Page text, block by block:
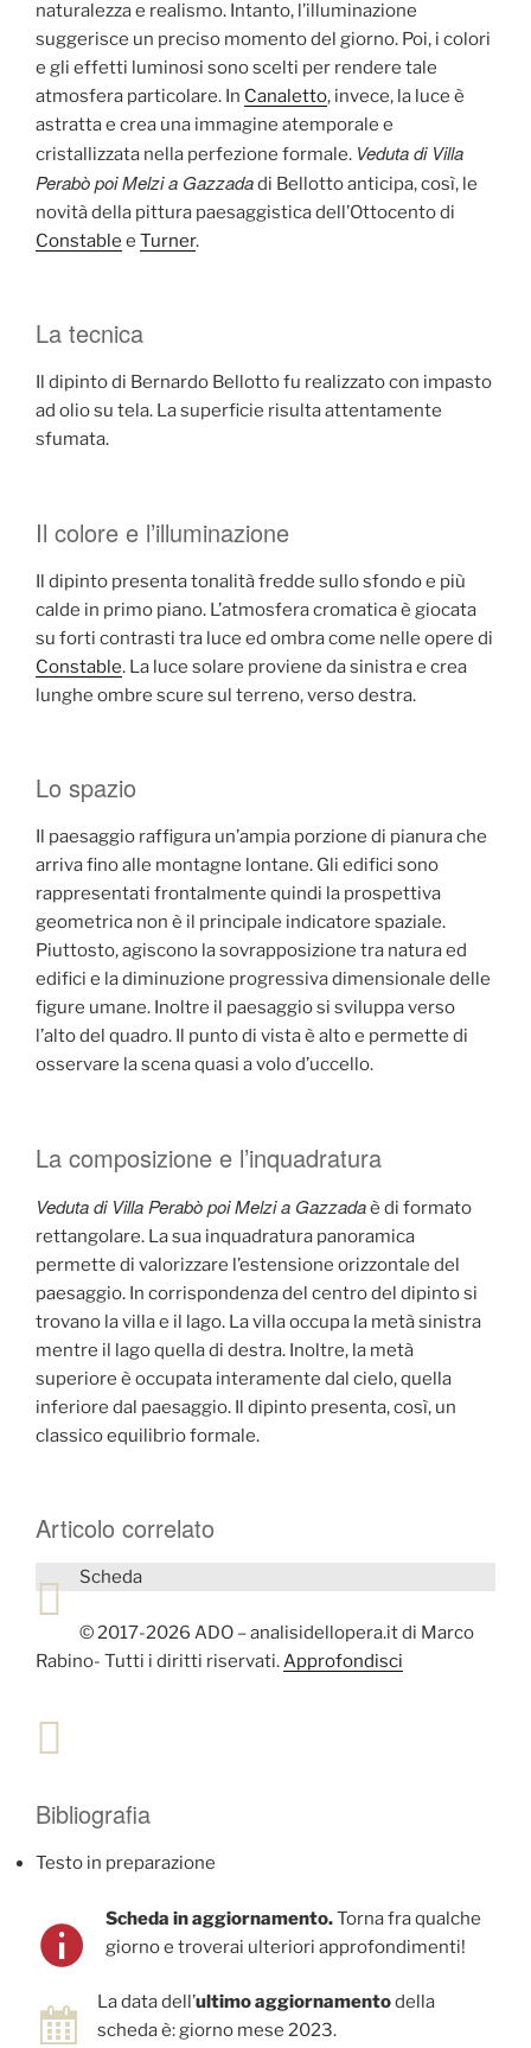
naturalezza e realismo. Intanto, l’illuminazione
suggerisce un preciso momento del giorno. Poi, i colori
e gli effetti luminosi sono scelti per rendere tale
atmosfera particolare. In Canaletto, invece, la luce è
astratta e crea una immagine atemporale e
cristallizzata nella perfezione formale. Veduta di Villa
Perabò poi Melzi a Gazzadadi Bellotto anticipa, così, le
novità della pittura paesaggistica dell’Ottocento di
Constable e Turner.
La tecnica
Il dipinto di Bernardo Bellotto fu realizzato con impasto
ad olio su tela. La superficie risulta attentamente
sfumata.
Il colore e l’illuminazione
Il dipinto presenta tonalità fredde sullo sfondo e più
calde in primo piano. L’atmosfera cromatica è giocata
su forti contrasti tra luce ed ombra come nelle opere di
Constable. La luce solare proviene da sinistra e crea
lunghe ombre scure sul terreno, verso destra.
Lo spazio
Il paesaggio raffigura un’ampia porzione di pianura che
arriva fino alle montagne lontane. Gli edifici sono
rappresentati frontalmente quindi la prospettiva
geometrica non è il principale indicatore spaziale.
Piuttosto, agiscono la sovrapposizione tra natura ed
edifici e la diminuzione progressiva dimensionale delle
figure umane. Inoltre il paesaggio si sviluppa verso
l’alto del quadro. Il punto di vista è alto e permette di
osservare la scena quasi a volo d’uccello.
La composizione e l’inquadratura
Veduta di Villa Perabò poi Melzi a Gazzadaè di formato
rettangolare. La sua inquadratura panoramica
permette di valorizzare l’estensione orizzontale del
paesaggio. In corrispondenza del centro del dipinto si
trovano la villa e il lago. La villa occupa la metà sinistra
mentre il lago quella di destra. Inoltre, la metà
superiore è occupata interamente dal cielo, quella
inferiore dal paesaggio. Il dipinto presenta, così, un
classico equilibrio formale.
Articolo correlato
Scheda
© 2017-2026 ADO – analisidellopera.it di Marco
Rabino- Tutti i diritti riservati.Approfondisci
Bibliografia
Testo in preparazione
Scheda in aggiornamento.Torna fra qualche
giorno e troverai ulteriori approfondimenti!
La data dell’ultimo aggiornamentodella
scheda è: giorno mese 2023.